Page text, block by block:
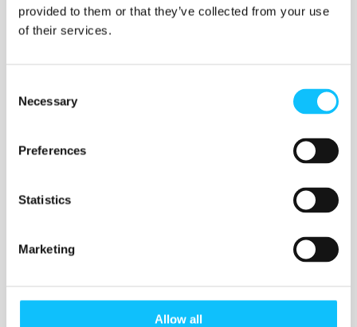
provided to them or that they’ve collected from your use
of their services.
Selection
Necessary
Preferences
Statistics
Marketing
Allow all
Katso myös
Jyväskylän ammattikorkeakoulu
Nurmijärven seurakunta